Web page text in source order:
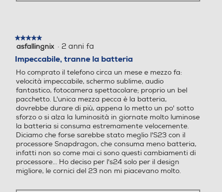
Clicca qui
colorate anche al buio con AI ISP. I
ritratti che hai sempre sognato sono
finalmente realtà. Ingrandisci di 2 o
anche 3 volte: non importa quanto.
Da ogni distanza lo scatto può
essere chiaro come di giorno, anche
se tecnicamente è ancora notte.
Tecnologia NFC Tecnologia NFC
Porta USB Porta USB
Tipo USB
USB Type-C
Tipo USB
USB Type-C
★★★★★
★★★★★
5
5
stelle.
asfallingnix · 2 anni fa
Impeccabile, tranne la batteria
Ho comprato il telefono circa un mese e mezzo fa:
velocità impeccabile, schermo sublime, audio
fantastico, fotocamera spettacolare; proprio un bel
pacchetto. L'unica mezza pecca è la batteria,
dovrebbe durare di più, appena lo metto un po' sotto
sforzo o si alza la luminosità in giornate molto luminose
la batteria si consuma estremamente velocemente.
Diciamo che forse sarebbe stato meglio l'S23 con il
processore Snapdragon, che consuma meno batteria,
infatti non so come mai ci sono questi cambiamenti di
processore... Ho deciso per l's24 solo per il design
migliore, le cornici del 23 non mi piacevano molto.